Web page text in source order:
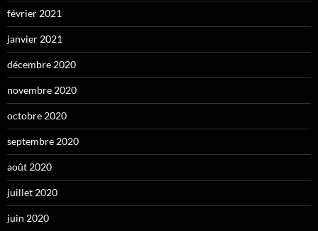
février 2021
janvier 2021
décembre 2020
novembre 2020
octobre 2020
septembre 2020
août 2020
juillet 2020
juin 2020